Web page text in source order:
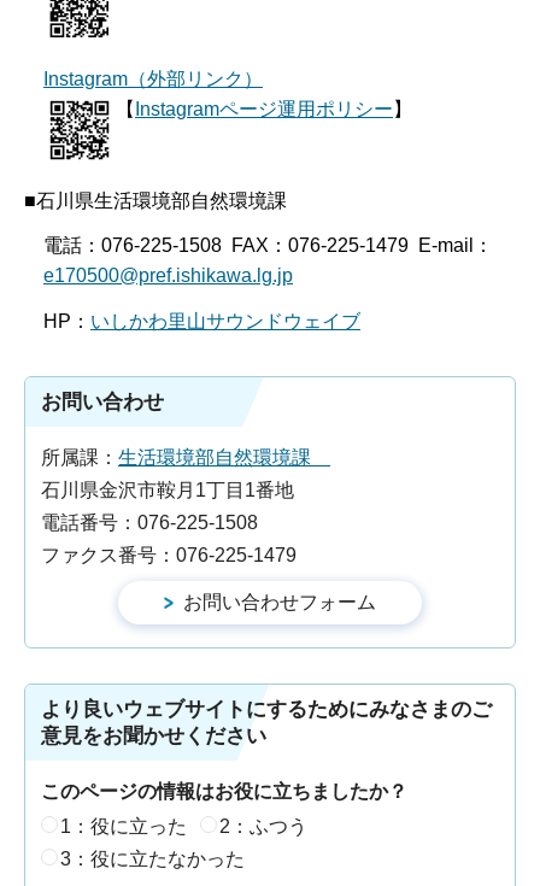
Instagram（外部リンク）
【 Instagramページ運用ポリシー 】
■石川県生活環境部自然環境課
電話：076-225-1508 FAX：076-225-1479 E-mail：
e170500@pref.ishikawa.lg.jp
HP： いしかわ里山サウンドウェイブ
お問い合わせ
所属課： 生活環境部自然環境課
石川県金沢市鞍月1丁目1番地
電話番号：076-225-1508
ファクス番号：076-225-1479
より良いウェブサイトにするためにみなさまのご
意見をお聞かせください
このページの情報はお役に立ちましたか？
1：役に立った
2：ふつう
3：役に立たなかった